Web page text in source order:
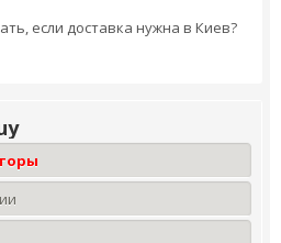
если доставка нужна в Киев?